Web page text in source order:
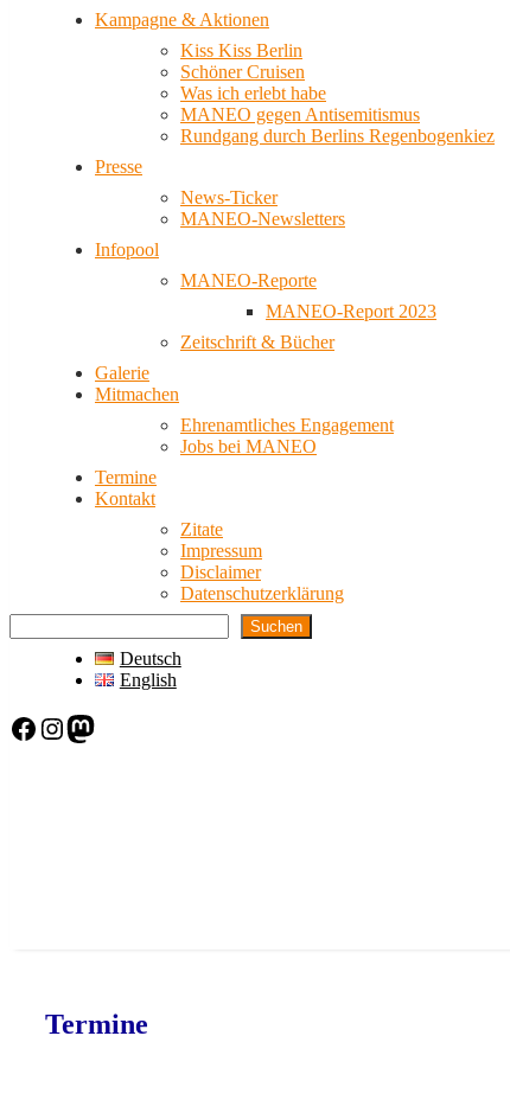
Kampagne & Aktionen
Kiss Kiss Berlin
Schöner Cruisen
Was ich erlebt habe
MANEO gegen Antisemitismus
Rundgang durch Berlins Regenbogenkiez
Presse
News-Ticker
MANEO-Newsletters
Infopool
MANEO-Reporte
MANEO-Report 2023
Zeitschrift & Bücher
Galerie
Mitmachen
Ehrenamtliches Engagement
Jobs bei MANEO
Termine
Kontakt
Zitate
Impressum
Disclaimer
Datenschutzerklärung
Suchen
Deutsch
English
Facebook Instagram Mastodon
Termine